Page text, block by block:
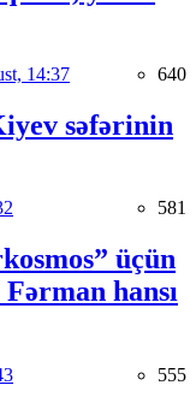
14:37 640
səfərinin
581
üçün
hansı
555